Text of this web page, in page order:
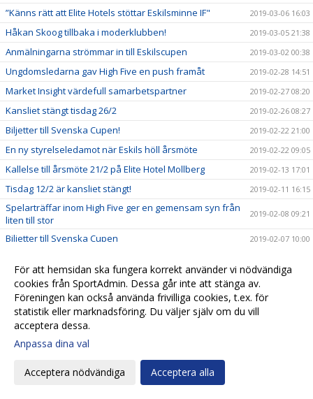
”Känns rätt att Elite Hotels stöttar Eskilsminne IF" 2019-03-06 16:03
Håkan Skoog tillbaka i moderklubben! 2019-03-05 21:38
Anmälningarna strömmar in till Eskilscupen 2019-03-02 00:38
Ungdomsledarna gav High Five en push framåt 2019-02-28 14:51
Market Insight värdefull samarbetspartner 2019-02-27 08:20
Kansliet stängt tisdag 26/2 2019-02-26 08:27
Biljetter till Svenska Cupen! 2019-02-22 21:00
En ny styrelseledamot när Eskils höll årsmöte 2019-02-22 09:05
Kallelse till årsmöte 21/2 på Elite Hotel Mollberg 2019-02-13 17:01
Tisdag 12/2 är kansliet stängt! 2019-02-11 16:15
Spelarträffar inom High Five ger en gemensam syn från
liten till stor
2019-02-08 09:21
Biljetter till Svenska Cupen 2019-02-07 10:00
Biljettsläpp Svenska Cupen! 2019-01-23 21:09
Biljettinformation inför Svenska Cupen! 2019-01-23 20:51
Kalle Olsson, ny klubbchef i Eskils 2019-01-22 15:45
Seniorlagens träningsläger spikade
Startskottet för High Five
För att hemsidan ska fungera korrekt använder vi nödvändiga
cookies från SportAdmin. Dessa går inte att stänga av.
Föreningen kan också använda frivilliga cookies, t.ex. för
statistik eller marknadsföring. Du väljer själv om du vill
acceptera dessa.
Anpassa dina val
Acceptera nödvändiga Acceptera alla